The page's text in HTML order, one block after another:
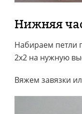
Нижняя
Набираем петли
2х2 на нужную
Вяжем завязки